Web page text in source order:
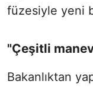
füzesiyle yeni
"Çeşitli
Bakanlıktan